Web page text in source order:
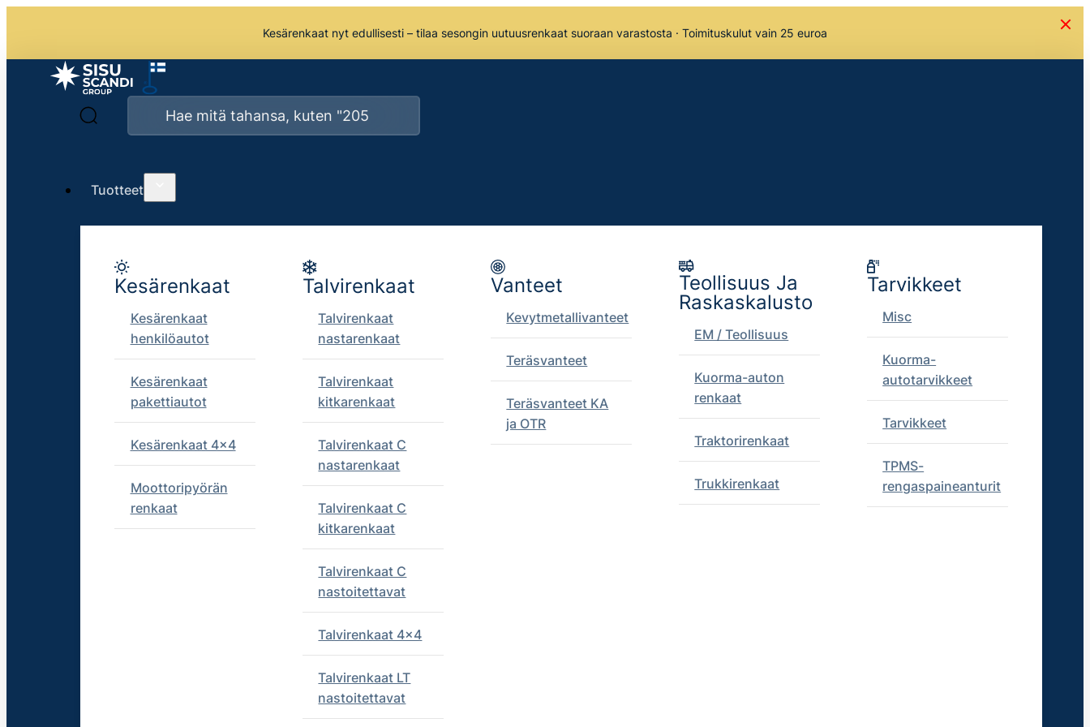
Kesärenkaat nyt edullisesti – tilaa sesongin uutuusrenkaat suoraan varastosta · Toimituskulut vain 25 euroa
Tuotteet
Kesärenkaat
Kesärenkaat
henkilöautot
Kesärenkaat
pakettiautot
Kesärenkaat 4x4
Moottoripyörän
renkaat
Talvirenkaat
Talvirenkaat
nastarenkaat
Talvirenkaat
kitkarenkaat
Talvirenkaat C
nastarenkaat
Talvirenkaat C
kitkarenkaat
Talvirenkaat C
nastoitettavat
Talvirenkaat 4x4
Talvirenkaat LT
nastoitettavat
Vanteet
Kevytmetallivanteet
Teräsvanteet
Teräsvanteet KA
ja OTR
Teollisuus Ja
Raskaskalusto
EM / Teollisuus
Kuorma-auton
renkaat
Traktorirenkaat
Trukkirenkaat
Tarvikkeet
Misc
Kuorma-
autotarvikkeet
Tarvikkeet
TPMS-
rengaspaineanturit